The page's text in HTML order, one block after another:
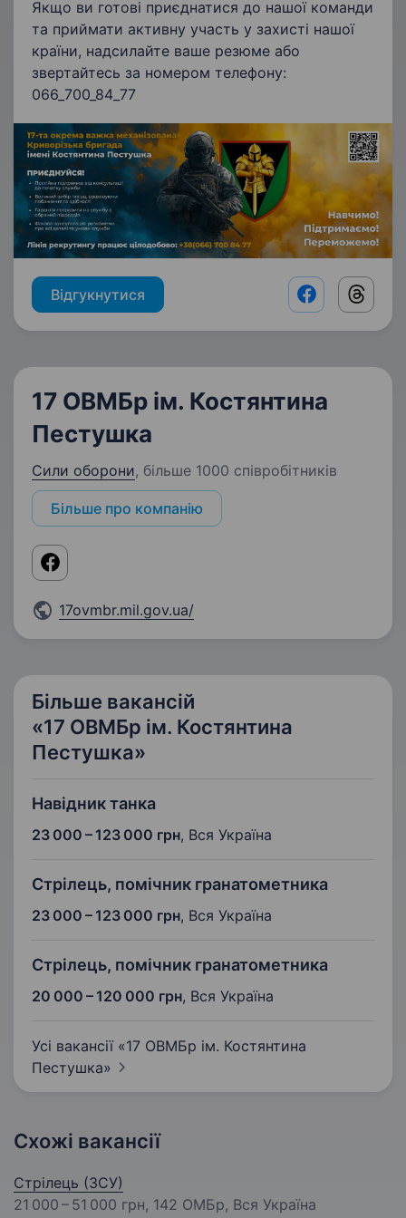
Якщо ви готові приєднатися до нашої команди
та приймати активну участь у захисті нашої
країни, надсилайте ваше резюме або
звертайтесь за номером телефону:
066_700_84_77
Відгукнутися Facebook
17 ОВМБр ім. Костянтина
Пестушка
Сили оборони, більше 1000 співробітників
Більше про компанію
17ovmbr.mil.gov.ua/
Більше вакансій
«17 ОВМБр ім. Костянтина
Пестушка»
Навідник танка
23 000 – 123 000 грн, Вся Україна
Стрілець, помічник гранатометника
23 000 – 123 000 грн, Вся Україна
Стрілець, помічник гранатометника
20 000 – 120 000 грн, Вся Україна
Усі вакансії «17 ОВМБр ім. Костянтина
Пестушка»
Схожі вакансії
Стрілець (ЗСУ)
21 000 – 51 000 грн, 142 ОМБр, Вся Україна